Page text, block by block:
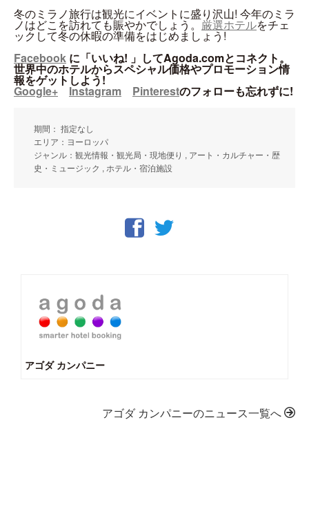
冬のミラノ旅行は観光にイベントに盛り沢山! 今年のミラ
ノはどこを訪れても賑やかでしょう。厳選ホテルをチェ
ックして冬の休暇の準備をはじめましょう!
Facebook に「いいね! 」してAgoda.comとコネクト。
世界中のホテルからスペシャル価格やプロモーション情
報をゲットしよう!
Google+ Instagram Pinterestのフォローも忘れずに!
期間： 指定なし
エリア：ヨーロッパ
ジャンル：観光情報・観光局・現地便り , アート・カルチャー・歴
史・ミュージック , ホテル・宿泊施設
アゴダ カンパニー
アゴダ カンパニーのニュース一覧へ